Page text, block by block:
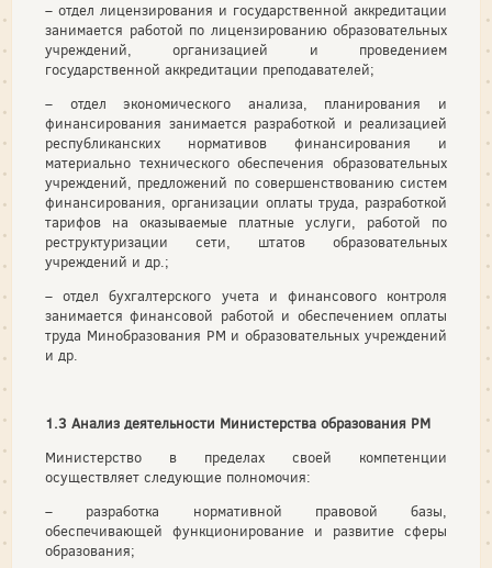
– отдел лицензирования и государственной аккредитации
занимается работой по лицензированию образовательных
учреждений, организацией и проведением
государственной аккредитации преподавателей;
– отдел экономического анализа, планирования и
финансирования занимается разработкой и реализацией
республиканских нормативов финансирования и
материально технического обеспечения образовательных
учреждений, предложений по совершенствованию систем
финансирования, организации оплаты труда, разработкой
тарифов на оказываемые платные услуги, работой по
реструктуризации сети, штатов образовательных
учреждений и др.;
– отдел бухгалтерского учета и финансового контроля
занимается финансовой работой и обеспечением оплаты
труда Минобразования РМ и образовательных учреждений
и др.
1.3 Анализ деятельности Министерства образования РМ
Министерство в пределах своей компетенции
осуществляет следующие полномочия:
– разработка нормативной правовой базы,
обеспечивающей функционирование и развитие сферы
образования;